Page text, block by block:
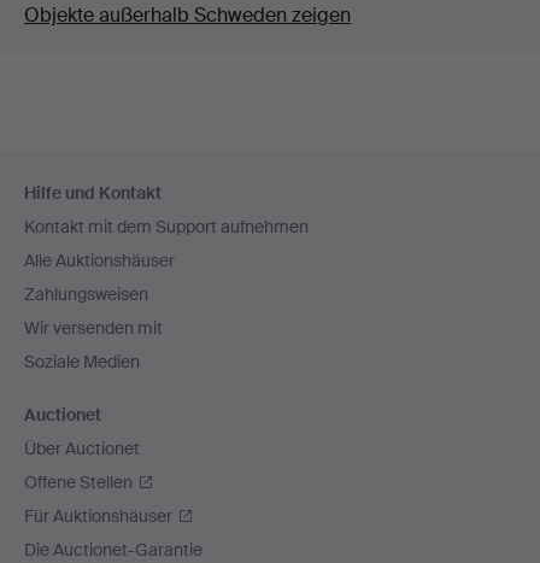
Objekte außerhalb Schweden zeigen
Navigation
Hilfe und Kontakt
Kontakt mit dem Support aufnehmen
Alle Auktionshäuser
Zahlungsweisen
Wir versenden mit
Soziale Medien
Auctionet
Über Auctionet
Offene Stellen
Für Auktionshäuser
Die Auctionet-Garantie